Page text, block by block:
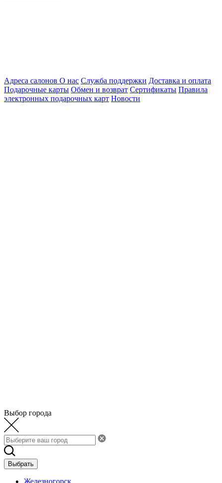
Адреса салонов О нас Служба поддержки Доставка и оплата
Подарочные карты Обмен и возврат Сертификаты Правила
электронных подарочных карт Новости
Выбор города
Выбрать
Железногорск